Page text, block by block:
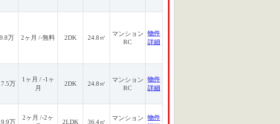
9.8万 2ヶ月 /-無料 2DK 24.8㎡
マンション
RC
物件
詳細
万
1ヶ月 / -1ヶ
月
2DK 24.8㎡
マンション
RC
物件
詳細
万
2ヶ月 /-2ヶ
2LDK 36.4㎡
マンション 物件